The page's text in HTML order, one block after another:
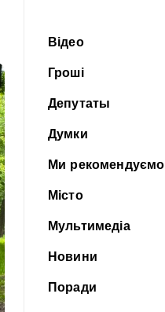
Відео
Гроші
Депутаты
Думки
Ми рекомендуємо
Місто
Мультимедіа
Новини
Поради